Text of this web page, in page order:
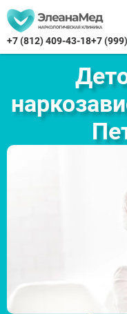
+7 (812) 409-43-18+7